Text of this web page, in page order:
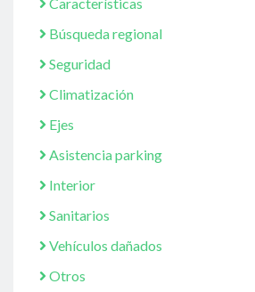
Búsqueda regional
Seguridad
Climatización
Ejes
Asistencia parking
Interior
Sanitarios
Vehículos dañados
Otros